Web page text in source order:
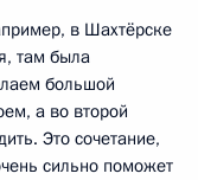
в Шахтёрске
там была
большой
а во второй
Это сочетание,
сильно поможет